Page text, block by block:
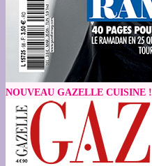
NOUVEAU GAZELLE CUISINE !